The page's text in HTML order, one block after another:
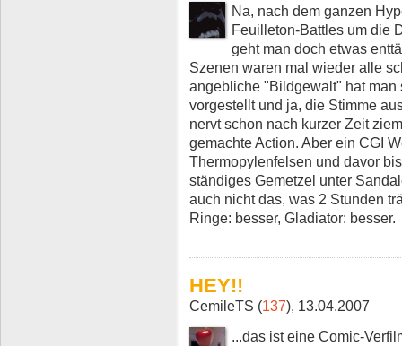
Na, nach dem ganzen
Feuilleton-Battles um die
geht man doch etwas
Szenen waren mal wieder alle
angebliche "Bildgewalt" hat
vorgestellt und ja, die Stimme
nervt schon nach kurzer Zeit
gemachte Action. Aber ein CGI
Thermopylenfelsen und davor
ständiges Gemetzel unter
auch nicht das, was 2 Stunden
Ringe: besser, Gladiator: besser.
HEY!!
CemileTS (137), 13.04.2007
...das ist eine Comic-